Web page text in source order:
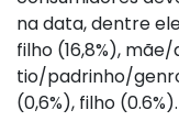
na data, dentre
filho (16,8%),
tio/padrinho/
(0,6%), filho (0.6%).